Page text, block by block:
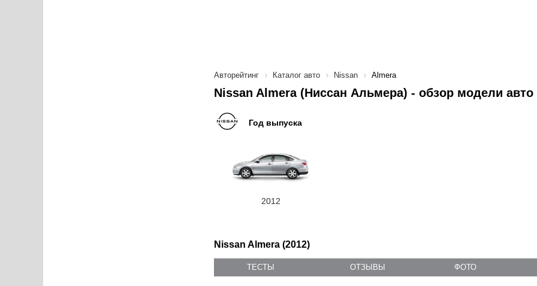
Авторейтинг Каталог авто Nissan Almera
Nissan Almera (Ниссан Альмера) - обзор модели авто
Год выпуска
2012
Nissan Almera (2012)
ТЕСТЫ ОТЗЫВЫ ФОТО